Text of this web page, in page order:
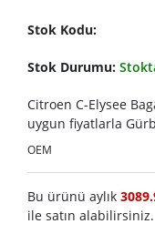
Stok Kodu:
Stok Durumu:
Citroen C-Elysee
uygun fiyatlarla
OEM
Bu ürünü aylık
ile satın alabilirsiniz.